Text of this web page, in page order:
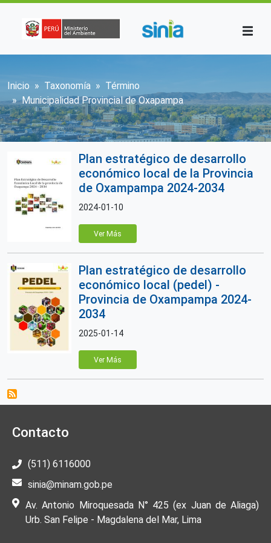
Sobrescribir enlaces de ayuda a la
Inicio Taxonomía
Término
Municipalidad Provincial de Oxapampa
Plan estratégico de desarrollo
económico local de la Provincia
de Oxampampa 2024-2034
2024-01-10
Ver Más
Plan estratégico de desarrollo
económico local (pedel) -
Provincia de Oxampampa 2024-
2034
2025-01-14
Ver Más
Contacto
(511) 6116000
sinia@minam.gob.pe
Av. Antonio Miroquesada N° 425 (ex Juan de Aliaga)
Urb. San Felipe - Magdalena del Mar, Lima